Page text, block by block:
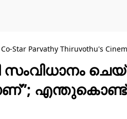
Star Parvathy Thiruvothu's
സംവിധാനം
എന്തുകൊണ്ട്